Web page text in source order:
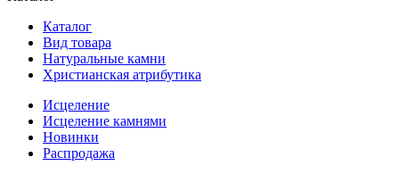
Каталог
Вид товара
Натуральные камни
Христианская атрибутика
Исцеление
Исцеление камнями
Новинки
Распродажа